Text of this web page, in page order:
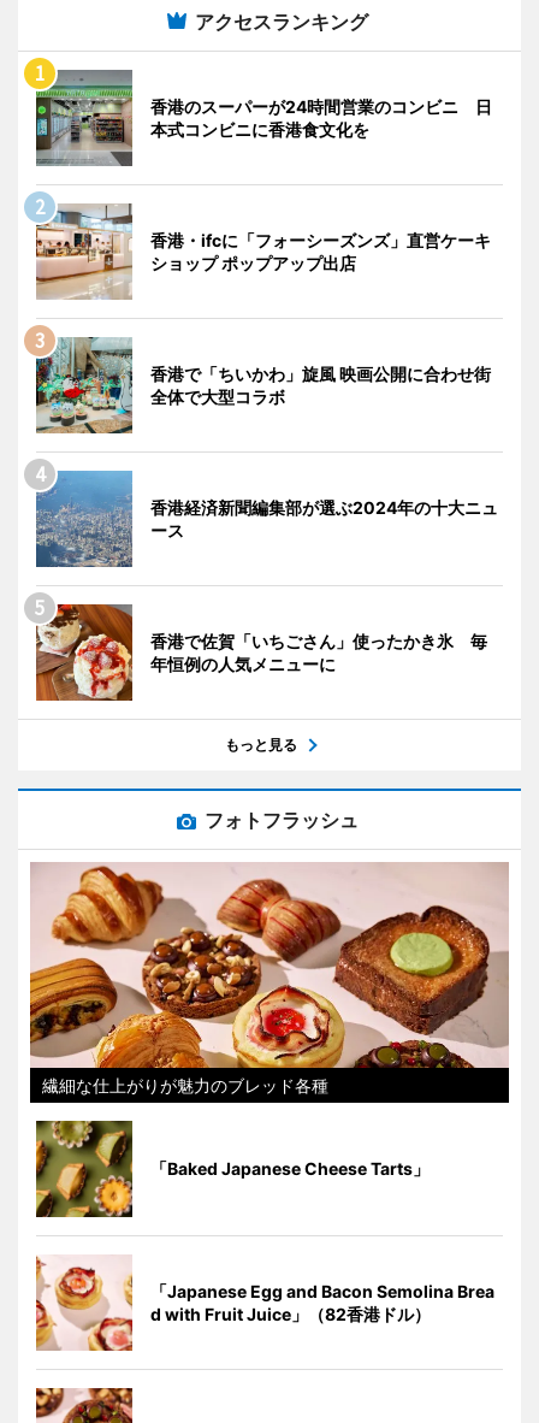
アクセスランキング
香港のスーパーが24時間営業のコンビニ 日
本式コンビニに香港食文化を
香港・ifcに「フォーシーズンズ」直営ケーキ
ショップ ポップアップ出店
香港で「ちいかわ」旋風 映画公開に合わせ街
全体で大型コラボ
香港経済新聞編集部が選ぶ2024年の十大ニュ
ース
香港で佐賀「いちごさん」使ったかき氷 毎
年恒例の人気メニューに
もっと見る
フォトフラッシュ
繊細な仕上がりが魅力のブレッド各種
「Baked Japanese Cheese Tarts」
「Japanese Egg and Bacon Semolina Brea
d with Fruit Juice」（82香港ドル）